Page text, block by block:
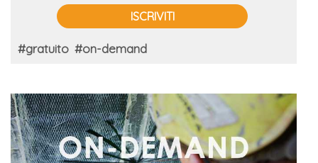
ISCRIVITI
#gratuito #on-demand